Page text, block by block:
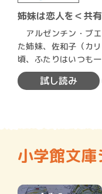
姉妹は恋人を＜共
アルゼンチン・ブ
た姉妹、佐和子（カ
頃、ふたりはいつも
と＞をル…
試し読み
小学館文